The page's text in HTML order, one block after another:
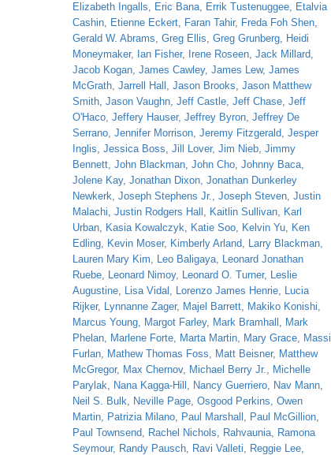
Elizabeth Ingalls, Eric Bana, Errik Tustenuggee, Etalvia
Cashin, Etienne Eckert, Faran Tahir, Freda Foh Shen,
Gerald W. Abrams, Greg Ellis, Greg Grunberg, Heidi
Moneymaker, Ian Fisher, Irene Roseen, Jack Millard,
Jacob Kogan, James Cawley, James Lew, James
McGrath, Jarrell Hall , Jason Brooks, Jason Matthew
Smith, Jason Vaughn, Jeff Castle, Jeff Chase, Jeff
O'Haco, Jeffery Hauser, Jeffrey Byron, Jeffrey De
Serrano, Jennifer Morrison, Jeremy Fitzgerald, Jesper
Inglis, Jessica Boss, Jill Lover, Jim Nieb, Jimmy
Bennett, John Blackman, John Cho, Johnny Baca,
Jolene Kay, Jonathan Dixon, Jonathan Dunkerley
Newkerk, Joseph Stephens Jr., Joseph Steven, Justin
Malachi, Justin Rodgers Hall , Kaitlin Sullivan, Karl
Urban, Kasia Kowalczyk, Katie Soo, Kelvin Yu, Ken
Edling, Kevin Moser, Kimberly Arland, Larry Blackman,
Lauren Mary Kim, Leo Baligaya, Leonard Jonathan
Ruebe, Leonard Nimoy, Leonard O. Turner, Leslie
Augustine, Lisa Vidal , Lorenzo James Henrie, Lucia
Rijker, Lynnanne Zager, Majel Barrett, Makiko Konishi,
Marcus Young, Margot Farley, Mark Bramhall , Mark
Phelan, Marlene Forte, Marta Martin, Mary Grace, Massi
Furlan, Mathew Thomas Foss, Matt Beisner, Matthew
McGregor, Max Chernov, Michael Berry Jr., Michelle
Parylak, Nana Kagga-Hill , Nancy Guerriero, Nav Mann,
Neil S. Bulk, Neville Page, Osgood Perkins, Owen
Martin, Patrizia Milano, Paul Marshall , Paul McGillion,
Paul Townsend, Rachel Nichols, Rahvaunia, Ramona
Seymour, Randy Pausch, Ravi Valleti, Reggie Lee,